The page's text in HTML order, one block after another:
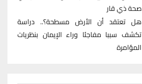
صحة ذي قار
هل تعتقد أن الأرض مسطحة؟.. دراسة
تكشف سببا مفاجئا وراء الإيمان بنظريات
المؤامرة